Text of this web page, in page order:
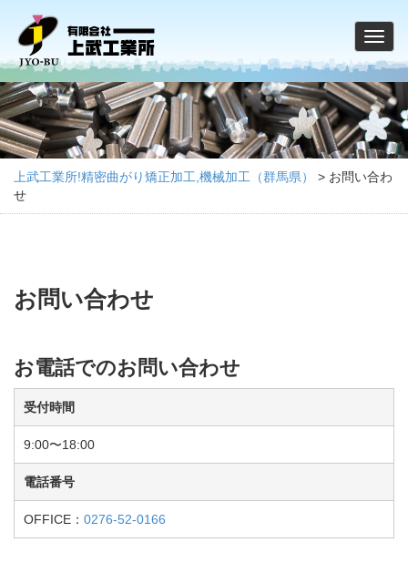
上武工業所!精密曲がり矯正加工,機械加工（群馬県） > お問い合わ
せ
お問い合わせ
お電話でのお問い合わせ
受付時間
9:00〜18:00
電話番号
OFFICE： 0276-52-0166